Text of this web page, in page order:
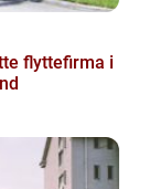
flyttefirma i